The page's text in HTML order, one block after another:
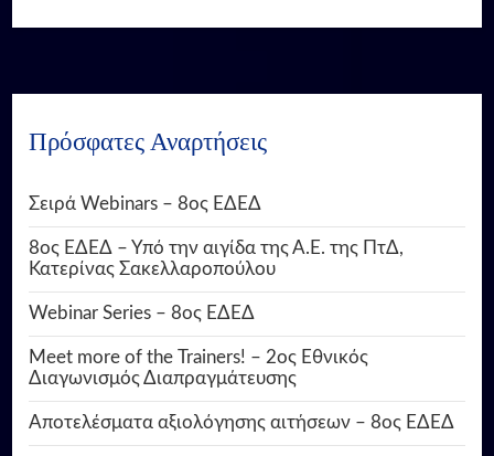
Πρόσφατες Αναρτήσεις
Σειρά Webinars – 8ος ΕΔΕΔ
8ος ΕΔΕΔ – Υπό την αιγίδα της Α.Ε. της ΠτΔ,
Κατερίνας Σακελλαροπούλου
Webinar Series – 8ος ΕΔΕΔ
Meet more of the Trainers! – 2ος Εθνικός
Διαγωνισμός Διαπραγμάτευσης
Αποτελέσματα αξιολόγησης αιτήσεων – 8ος ΕΔΕΔ